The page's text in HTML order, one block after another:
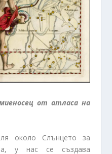
от атласа на
около Слънцето за
у нас се създава